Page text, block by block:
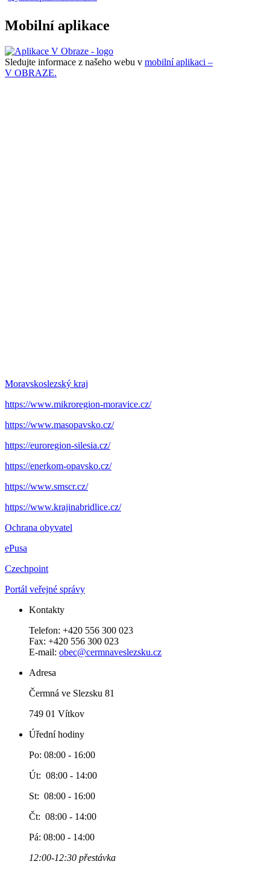
Mobilní aplikace
Sledujte informace z našeho webu v mobilní aplikaci –
V OBRAZE.
Moravskoslezský kraj
https://www.mikroregion-moravice.cz/
https://www.masopavsko.cz/
https://euroregion-silesia.cz/
https://enerkom-opavsko.cz/
https://www.smscr.cz/
https://www.krajinabridlice.cz/
Ochrana obyvatel
ePusa
Czechpoint
Portál veřejné správy
Kontakty
Telefon: +420 556 300 023
Fax: +420 556 300 023
E-mail: obec@cermnaveslezsku.cz
Adresa
Čermná ve Slezsku 81
749 01 Vítkov
Úřední hodiny
Po: 08:00 - 16:00
Út: 08:00 - 14:00
St: 08:00 - 16:00
Čt: 08:00 - 14:00
Pá: 08:00 - 14:00
12:00-12:30 přestávka